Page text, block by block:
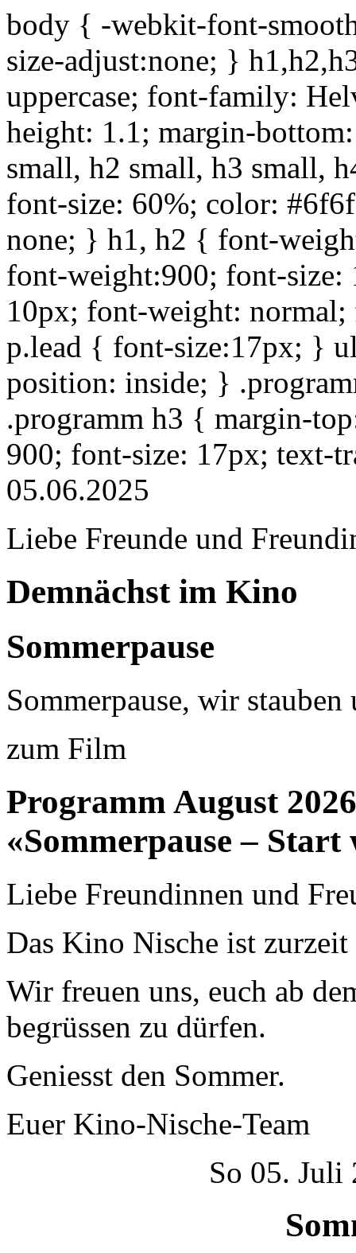
body { -webkit-font-
size-adjust:none; }
uppercase; font-family:
height: 1.1; margin-
small, h2 small, h3 small,
font-size: 60%; color:
none; } h1, h2 { font-
font-weight:900; font-
10px; font-weight:
p.lead { font-size:17px; }
position: inside; }
.programm h3 { margin-
900; font-size: 17px; text-
05.06.2025
Liebe Freunde und
Demnächst im Kino
Sommerpause
Sommerpause, wir
zum Film
Programm August 2026
«Sommerpause – Start
Liebe Freundinnen und
Das Kino Nische ist zurzeit
Wir freuen uns, euch ab
begrüssen zu dürfen.
Geniesst den Sommer.
Euer Kino-Nische-Team
So 05. Juli